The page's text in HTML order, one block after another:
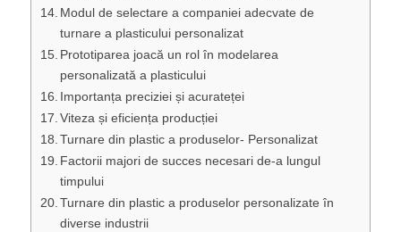
Modul de selectare a companiei adecvate de
turnare a plasticului personalizat
Prototiparea joacă un rol în modelarea
personalizată a plasticului
Importanța preciziei și acurateței
Viteza și eficiența producției
Turnare din plastic a produselor- Personalizat
Factorii majori de succes necesari de-a lungul
timpului
Turnare din plastic a produselor personalizate în
diverse industrii